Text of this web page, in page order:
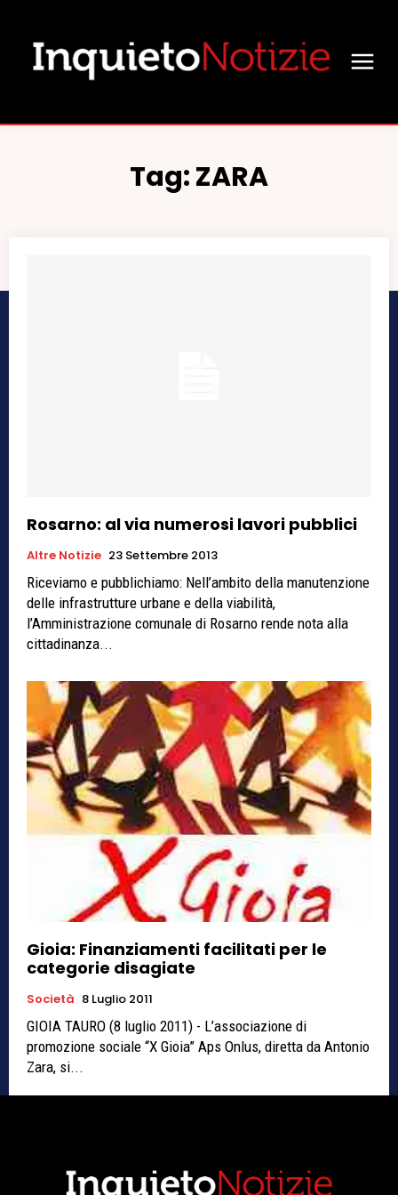
Tag:ZARA
Rosarno: al via numerosi lavori pubblici
Altre Notizie 23 Settembre 2013
Riceviamo e pubblichiamo: Nell’ambito della manutenzione
delle infrastrutture urbane e della viabilità,
l’Amministrazione comunale di Rosarno rende nota alla
cittadinanza...
Gioia: Finanziamenti facilitati per le
categorie disagiate
Società 8 Luglio 2011
GIOIA TAURO (8 luglio 2011) - L’associazione di
promozione sociale “X Gioia” Aps Onlus, diretta da Antonio
Zara, si...